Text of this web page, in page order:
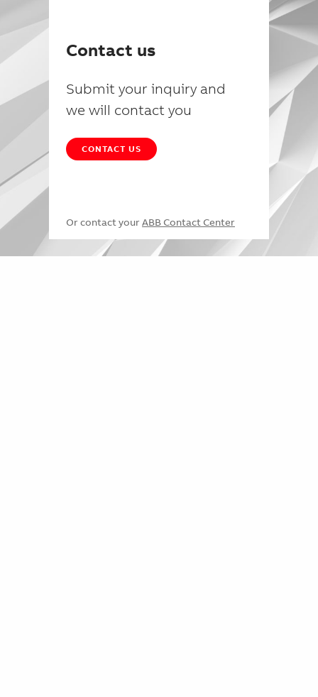
Contact us
Submit your inquiry and
we will contact you
CONTACT US
Or contact your ABB Contact Center